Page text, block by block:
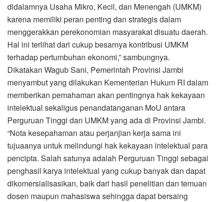
didalamnya Usaha Mikro, Kecil, dan Menengah (UMKM)
karena memiliki peran penting dan strategis dalam
menggerakkan perekonomian masyarakat disuatu daerah.
Hal ini terlihat dari cukup besarnya kontribusi UMKM
terhadap pertumbuhan ekonomi,” sambungnya.
Dikatakan Wagub Sani, Pemerintah Provinsi Jambi
menyambut yang dilakukan Kementerian Hukum RI dalam
memberikan pemahaman akan pentingnya hak kekayaan
intelektual sekaligus penandatanganan MoU antara
Perguruan Tinggi dan UMKM yang ada di Provinsi Jambi.
“Nota kesepahaman atau perjanjian kerja sama ini
tujuaanya untuk melindungi hak kekayaan intelektual para
pencipta. Salah satunya adalah Perguruan Tinggi sebagai
penghasil karya intelektual yang cukup banyak dan dapat
dikomersialisasikan, baik dari hasil penelitian dan temuan
dosen maupun mahasiswa sehingga dapat bersaing